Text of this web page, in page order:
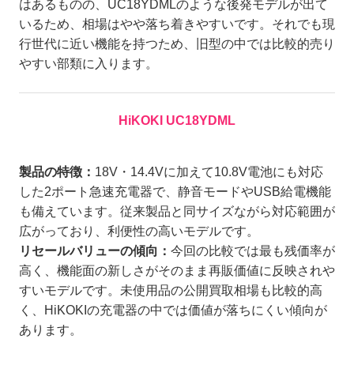
はあるものの、UC18YDMLのような後発モデルが出て
いるため、相場はやや落ち着きやすいです。それでも現
行世代に近い機能を持つため、旧型の中では比較的売り
やすい部類に入ります。
HiKOKI UC18YDML
製品の特徴： 18V・14.4Vに加えて10.8V電池にも対応
した2ポート急速充電器で、静音モードやUSB給電機能
も備えています。従来製品と同サイズながら対応範囲が
広がっており、利便性の高いモデルです。
リセールバリューの傾向： 今回の比較では最も残価率が
高く、機能面の新しさがそのまま再販価値に反映されや
すいモデルです。未使用品の公開買取相場も比較的高
く、HiKOKIの充電器の中では価値が落ちにくい傾向が
あります。